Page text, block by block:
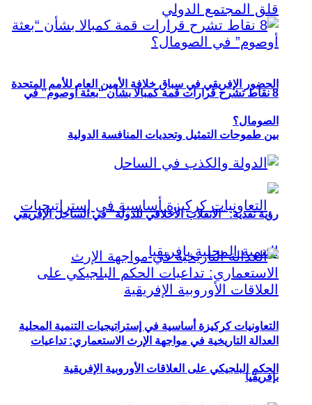
الحضور الإفريقي في سباق خلافة الأمين العام للأمم المتحدة
بين طموحات التمثيل وتحديات المنافسة الدولية
التعاونيات كركيزة أساسية في إستراتيجيات التنمية المحلية
بإفريقيا
8 نقاط تشرح قرارات قمة كمبالا بشأن “بعثة أوصوم” في
الصومال؟
رؤية نقدية: “الانقلاب الأخلاقي للدولة” في الساحل الإفريقي
العدالة التاريخية في مواجهة الإرث الاستعماري: تداعيات
الحكم البلجيكي على العلاقات الأوروبية الإفريقية